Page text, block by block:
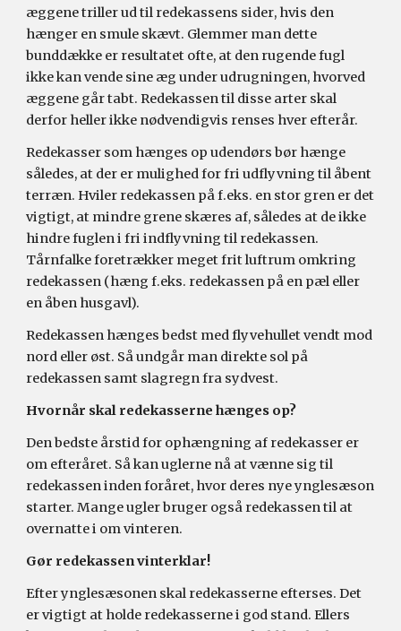
æggene triller udtil redekassens sider, hvis den
hænger en smule skævt. Glemmer man dette
bunddække er resultatet ofte, at den rugende fugl
ikke kan vende sine æg under udrugningen, hvorved
æggene går tabt.Redekassen til disse arter skal
derfor heller ikke nødvendigvis renses hver efterår.
Redekasser som hænges op udendørs bør hænge
således, at der er mulighed for fri udflyvning til åbent
terræn. Hviler redekassen på f.eks. en stor gren er det
vigtigt, at mindre grene skæres af, således at de ikke
hindre fuglen i fri indflyvning til redekassen.
Tårnfalke foretrækker meget frit luftrum omkring
redekassen (hæng f.eks. redekassen på en pæl eller
en åben husgavl).
Redekassen hænges bedst med flyvehullet vendt mod
nord eller øst. Så undgår man direkte sol på
redekassen samt slagregn fra sydvest.
Hvornår skal redekasserne hænges op?
Den bedste årstid for ophængning af redekasser er
om efteråret. Så kanuglerne nå at vænne sig til
redekasseninden foråret, hvor deres nye ynglesæson
starter. Mange ugler bruger også redekassentil at
overnatte i om vinteren.
Gør redekassen vinterklar!
Efter ynglesæsonen skal redekasserne efterses. Det
er vigtigt at holde redekasserne i god stand. Ellers